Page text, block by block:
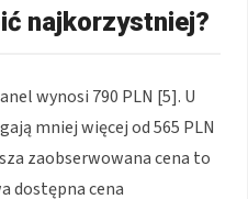
najkorzystniej?
wynosi 790 PLN [5]. U
mniej więcej od 565 PLN
zaobserwowana cena to
dostępna cena